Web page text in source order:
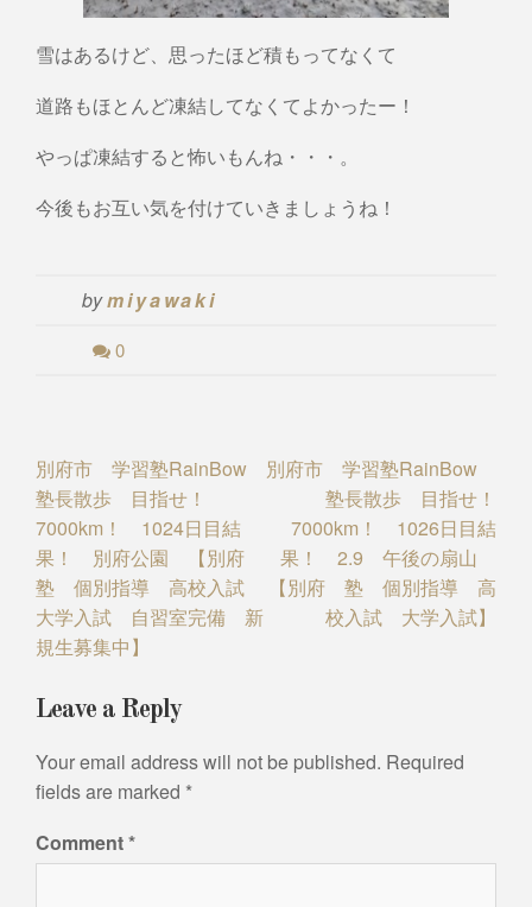
雪はあるけど、思ったほど積もってなくて
道路もほとんど凍結してなくてよかったー！
やっぱ凍結すると怖いもんね・・・。
今後もお互い気を付けていきましょうね！
bymiyawaki
0
Post
navigation
別府市 学習塾RainBow
塾長散歩 目指せ！
7000km！ 1024日目結
果！ 別府公園 【別府
塾 個別指導 高校入試
大学入試 自習室完備 新
規生募集中】
別府市 学習塾RainBow
塾長散歩 目指せ！
7000km！ 1026日目結
果！ 2.9 午後の扇山
【別府 塾 個別指導 高
校入試 大学入試】
Leave a Reply
Your email address will not be published. Required
fields are marked *
Comment*